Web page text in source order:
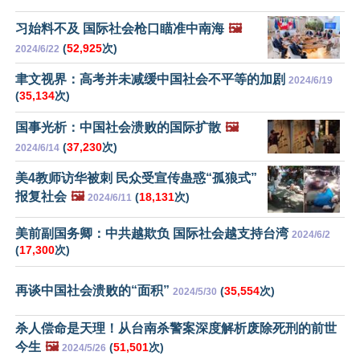
习始料不及 国际社会枪口瞄准中南海 🖼️
2024/6/22 (52,925次)
聿文视界：高考并未减缓中国社会不平等的加剧 2024/6/19
(35,134次)
国事光析：中国社会溃败的国际扩散 🖼️
2024/6/14 (37,230次)
美4教师访华被刺 民众受宣传蛊惑“孤狼式”
报复社会 🖼️ 2024/6/11 (18,131次)
美前副国务卿：中共越欺负 国际社会越支持台湾 2024/6/2
(17,300次)
再谈中国社会溃败的“面积” 2024/5/30 (35,554次)
杀人偿命是天理！从台南杀警案深度解析废除死刑的前世
今生 🖼️ 2024/5/26 (51,501次)